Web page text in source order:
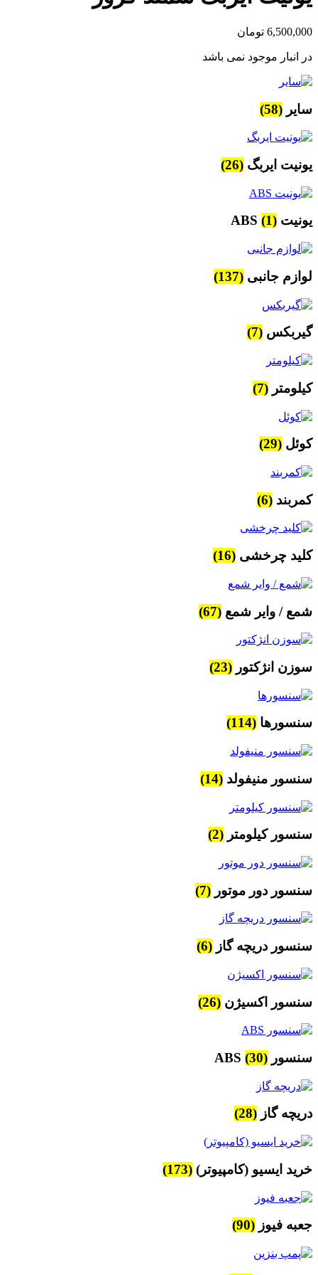
6,500,000 تومان
در انبار موجود نمی باشد
سایر (58)
یونیت ایربگ (26)
یونیت ABS (1)
لوازم جانبی (137)
گیربکس (7)
کیلومتر (7)
کوئل (29)
کمربند (6)
کلید چرخشی (16)
شمع / وایر شمع (67)
سوزن انژکتور (23)
سنسورها (114)
سنسور منیفولد (14)
سنسور کیلومتر (2)
سنسور دور موتور (7)
سنسور دریچه گاز (6)
سنسور اکسیژن (26)
سنسور ABS (30)
دریچه گاز (28)
خرید ایسیو (کامپیوتر) (173)
جعبه فیوز (90)